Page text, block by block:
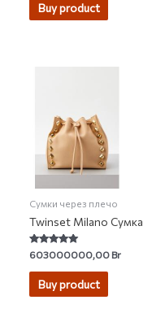
Buy product
Сумки через плечо
Twinset Milano Сумка
Rated
5.00
out of 5
603000000,00Br
Buy product